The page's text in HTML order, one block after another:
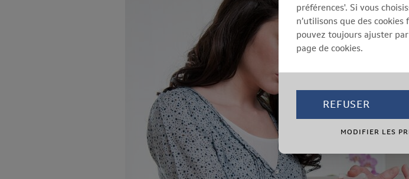
préférences'. Si vous
n’utilisons que des cookies
pouvez toujours ajuster
page de cookies.
REFUSER
MODIFIER LES